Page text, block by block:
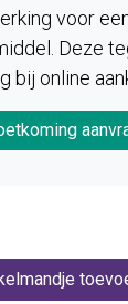
voor
Deze
bij online